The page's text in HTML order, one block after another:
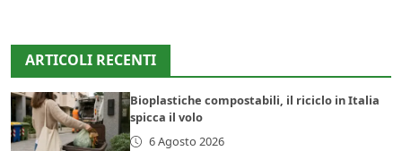
ARTICOLI RECENTI
Bioplastiche compostabili, il riciclo in Italia
spicca il volo
6 Agosto 2026